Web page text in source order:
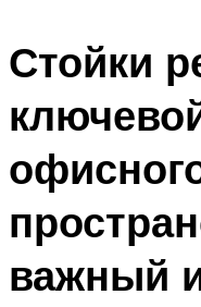
Стойки
важный